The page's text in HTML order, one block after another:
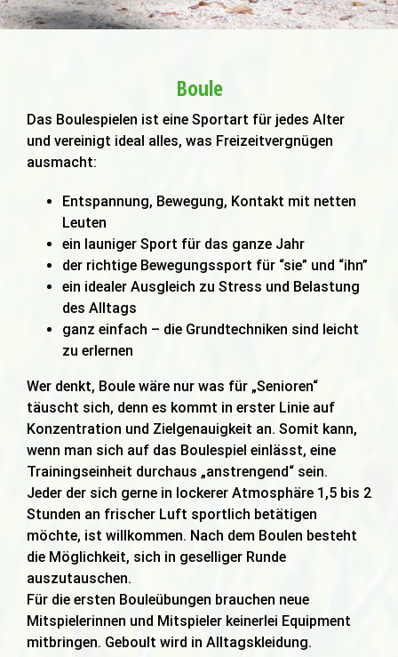
Boule
Das Boulespielen ist eine Sportart für jedes Alter
und vereinigt ideal alles, was Freizeitvergnügen
ausmacht:
Entspannung, Bewegung, Kontakt mit netten
Leuten
ein launiger Sport für das ganze Jahr
der richtige Bewegungssport für “sie” und “ihn”
ein idealer Ausgleich zu Stress und Belastung
des Alltags
ganz einfach – die Grundtechniken sind leicht
zu erlernen
Wer denkt, Boule wäre nur was für „Senioren“
täuscht sich, denn es kommt in erster Linie auf
Konzentration und Zielgenauigkeit an. Somit kann,
wenn man sich auf das Boulespiel einlässt, eine
Trainingseinheit durchaus „anstrengend“ sein.
Jeder der sich gerne in lockerer Atmosphäre 1,5 bis 2
Stunden an frischer Luft sportlich betätigen
möchte, ist willkommen. Nach dem Boulen besteht
die Möglichkeit, sich in geselliger Runde
auszutauschen.
Für die ersten Bouleübungen brauchen neue
Mitspielerinnen und Mitspieler keinerlei Equipment
mitbringen. Geboult wird in Alltagskleidung.